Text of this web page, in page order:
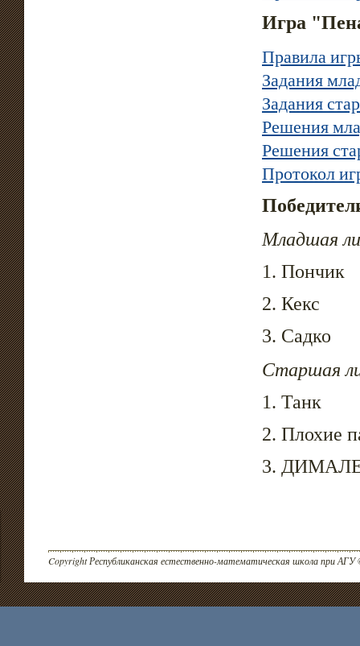
Игра
Правила
Задания
Задания
Решения
Решения
Протокол
Младшая
1. Пончик
2. Кекс
3. Садко
Старшая
1. Танк
2. Плохие
3.
Copyright Республиканская естественно-математическая школа при АГУ